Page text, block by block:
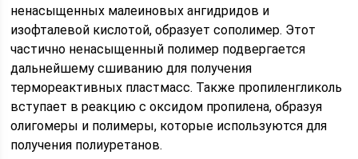
ненасыщенных малеиновых ангидридов и
изофталевой кислотой, образует сополимер. Этот
частично ненасыщенный полимер подвергается
дальнейшему сшиванию для получения
термореактивных пластмасс. Также пропиленгликоль
вступает в реакцию с оксидом пропилена, образуя
олигомеры и полимеры, которые используются для
получения полиуретанов.